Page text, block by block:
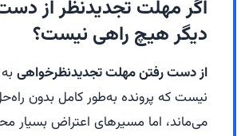
اگر مهلت تجدیدنظر از
دیگر هیچ راهی نیست؟
از دست رفتن مهلت تجدیدنظرخواهی
نیست که پرونده به‌طور کامل بدون
می‌ماند، اما مسیرهای اعتراض بسیار